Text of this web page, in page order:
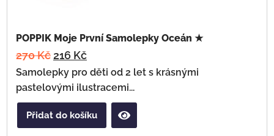
POPPIK Moje První Samolepky Oceán ★
270Kč 216 Kč
Samolepky pro děti od 2 let s krásnými
pastelovými ilustracemi...
Přidat do košíku